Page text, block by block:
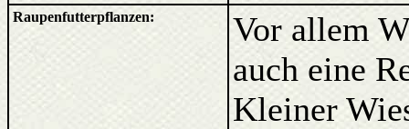
Raupenfutterpflanzen:
Vor allem
auch eine
Kleiner